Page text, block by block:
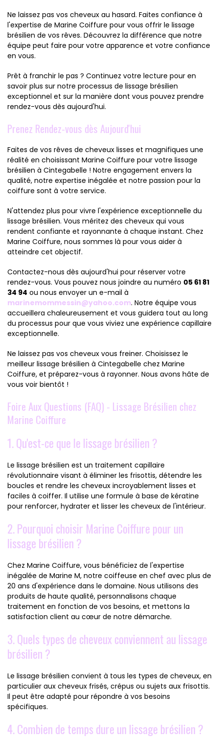
Ne laissez pas vos cheveux au hasard. Faites confiance à
l'expertise de Marine Coiffure pour vous offrir le lissage
brésilien de vos rêves. Découvrez la différence que notre
équipe peut faire pour votre apparence et votre confiance
en vous.
Prêt à franchir le pas ? Continuez votre lecture pour en
savoir plus sur notre processus de lissage brésilien
exceptionnel et sur la manière dont vous pouvez prendre
rendez-vous dès aujourd'hui.
Prenez Rendez-vous dès Aujourd'hui
Faites de vos rêves de cheveux lisses et magnifiques une
réalité en choisissant Marine Coiffure pour votre lissage
brésilien à Cintegabelle ! Notre engagement envers la
qualité, notre expertise inégalée et notre passion pour la
coiffure sont à votre service.
N'attendez plus pour vivre l'expérience exceptionnelle du
lissage brésilien. Vous méritez des cheveux qui vous
rendent confiante et rayonnante à chaque instant. Chez
Marine Coiffure, nous sommes là pour vous aider à
atteindre cet objectif.
Contactez-nous dès aujourd'hui pour réserver votre
rendez-vous. Vous pouvez nous joindre au numéro 05 61 81
34 94 ou nous envoyer un e-mail à
marinemommessin@yahoo.com. Notre équipe vous
accueillera chaleureusement et vous guidera tout au long
du processus pour que vous viviez une expérience capillaire
exceptionnelle.
Ne laissez pas vos cheveux vous freiner. Choisissez le
meilleur lissage brésilien à Cintegabelle chez Marine
Coiffure, et préparez-vous à rayonner. Nous avons hâte de
vous voir bientôt !
Foire Aux Questions (FAQ) - Lissage Brésilien chez
Marine Coiffure
1. Qu'est-ce que le lissage brésilien ?
Le lissage brésilien est un traitement capillaire
révolutionnaire visant à éliminer les frisottis, détendre les
boucles et rendre les cheveux incroyablement lisses et
faciles à coiffer. Il utilise une formule à base de kératine
pour renforcer, hydrater et lisser les cheveux de l'intérieur.
2. Pourquoi choisir Marine Coiffure pour un
lissage brésilien ?
Chez Marine Coiffure, vous bénéficiez de l'expertise
inégalée de Marine M, notre coiffeuse en chef avec plus de
20 ans d'expérience dans le domaine. Nous utilisons des
produits de haute qualité, personnalisons chaque
traitement en fonction de vos besoins, et mettons la
satisfaction client au cœur de notre démarche.
3. Quels types de cheveux conviennent au lissage
brésilien ?
Le lissage brésilien convient à tous les types de cheveux, en
particulier aux cheveux frisés, crépus ou sujets aux frisottis.
Il peut être adapté pour répondre à vos besoins
spécifiques.
4. Combien de temps dure un lissage brésilien ?